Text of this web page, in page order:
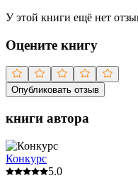
У этой книги ещё нет
Оцените книгу
Опубликовать отзыв
книги автора
Конкурс
5.0